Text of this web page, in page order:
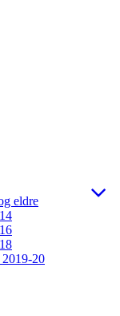
eldre
20